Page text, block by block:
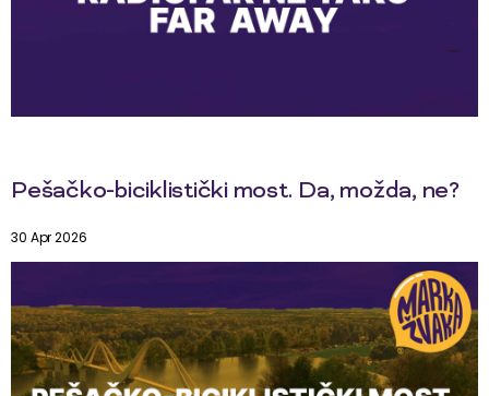
Pešačko-biciklistički most. Da, možda, ne?
30 Apr 2026